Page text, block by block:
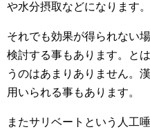
や水分摂取などになります。
それでも効果が得られない
検討する事もあります。と
うのはあまりありません。
用いられる事もあります。
またサリベートという人工